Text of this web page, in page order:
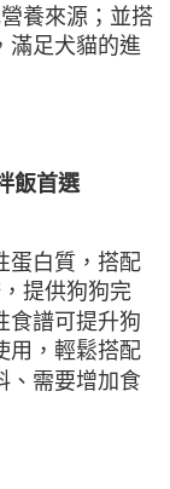
養來源；並搭
滿足犬貓的進
飯首選
蛋白質，搭配
提供狗狗完
食譜可提升狗
用，輕鬆搭配
、需要增加食